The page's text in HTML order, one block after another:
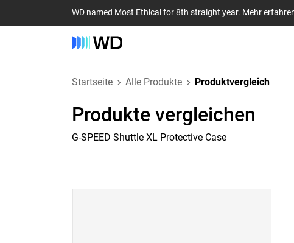
WD named Most Ethical for 8th straight year. Mehr
Startseite Alle Produkte Produktvergleich
Produkte vergleichen
G-SPEED Shuttle XL Protective Case